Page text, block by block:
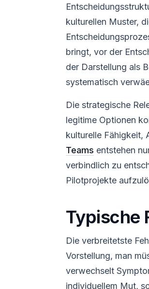
kulturellen Muster,
bringt, vor der
der Darstellung als
systematisch
Die strategische
legitime Optionen
kulturelle Fähigkeit,
Teams entstehen
verbindlich zu
Pilotprojekte
Typische
Die verbreitetste
Vorstellung, man
verwechselt
individuellem Mut,